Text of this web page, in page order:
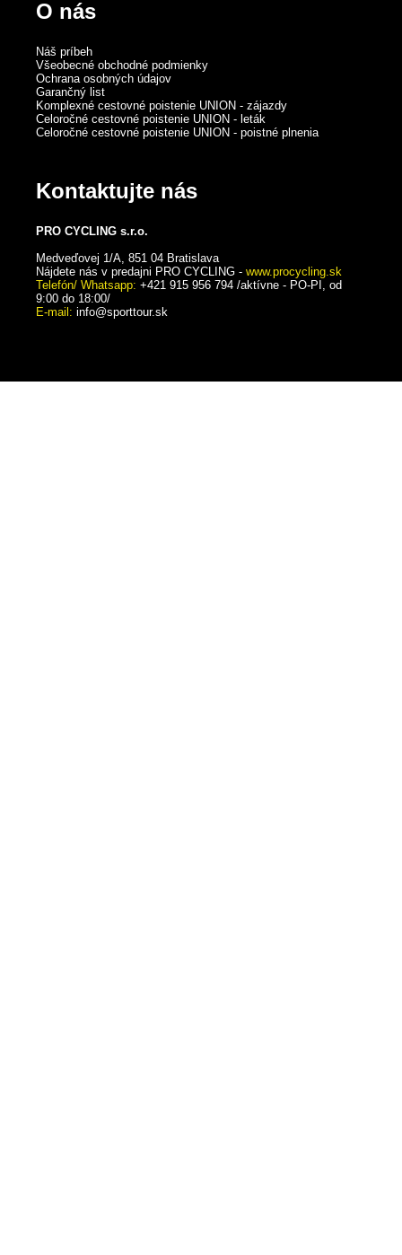
O nás
Náš príbeh
Všeobecné obchodné podmienky
Ochrana osobných údajov
Garančný list
Komplexné cestovné poistenie UNION - zájazdy
Celoročné cestovné poistenie UNION - leták
Celoročné cestovné poistenie UNION - poistné plnenia
Kontaktujte nás
PRO CYCLING s.r.o.
Medveďovej 1/A, 851 04 Bratislava
Nájdete nás v predajni PRO CYCLING - www.procycling.sk
Telefón/ Whatsapp: +421 915 956 794 /aktívne - PO-PI, od
9:00 do 18:00/
E-mail: info@sporttour.sk